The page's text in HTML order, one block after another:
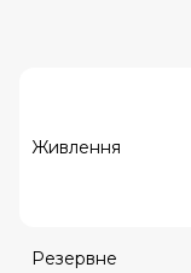
Живлення
Резервне